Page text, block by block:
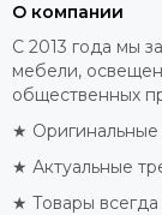
О компании
С 2013 года мы
мебели,
общественных
★ Оригинальные
★ Актуальные
★ Товары всегда